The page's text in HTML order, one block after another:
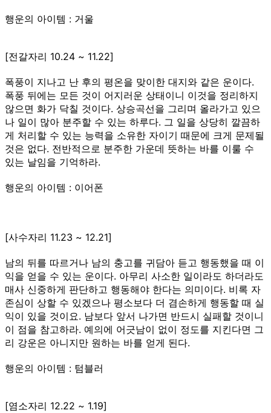
행운의 아이템 : 거울
[전갈자리 10.24 ~ 11.22]
폭풍이 지나고 난 후의 평온을 맞이한 대지와 같은 운이다.
폭풍 뒤에는 모든 것이 어지러운 상태이니 이것을 정리하지
않으면 화가 닥칠 것이다. 상승곡선을 그리며 올라가고 있으
나 일이 많아 분주할 수 있는 하루다. 그 일을 상당히 깔끔하
게 처리할 수 있는 능력을 소유한 자이기 때문에 크게 문제될
것은 없다. 전반적으로 분주한 가운데 뜻하는 바를 이룰 수
있는 날임을 기억하라.
행운의 아이템 : 이어폰
[사수자리 11.23 ~ 12.21]
남의 뒤를 따르거나 남의 충고를 귀담아 듣고 행동했을 때 이
익을 얻을 수 있는 운이다. 아무리 사소한 일이라도 하더라도
매사 신중하게 판단하고 행동해야 한다는 의미이다. 비록 자
존심이 상할 수 있겠으나 평소보다 더 겸손하게 행동할 때 실
익이 있을 것이요. 남보다 앞서 나가면 반드시 실패할 것이니
이 점을 참고하라. 예의에 어긋남이 없이 정도를 지킨다면 그
리 강운은 아니지만 원하는 바를 얻게 된다.
행운의 아이템 : 텀블러
[염소자리 12.22 ~ 1.19]